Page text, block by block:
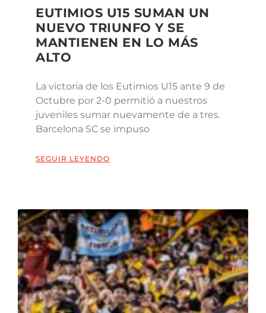
EUTIMIOS U15 SUMAN UN
NUEVO TRIUNFO Y SE
MANTIENEN EN LO MÁS
ALTO
La victoria de los Eutimios U15 ante 9 de
Octubre por 2-0 permitió a nuestros
juveniles sumar nuevamente de a tres.
Barcelona SC se impuso
SEGUIR LEYENDO